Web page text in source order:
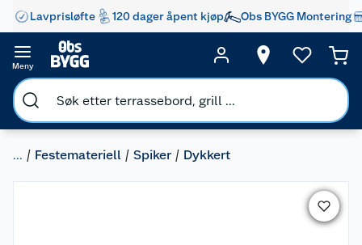
Lavprisløfte 120 dager åpent kjøp Obs BYGG Montering
Meny
... Festemateriell Spiker Dykkert